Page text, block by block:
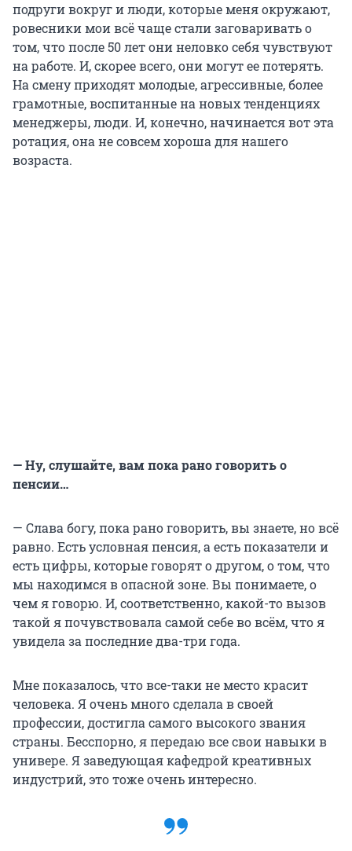
подруги вокруг и люди, которые меня окружают,
ровесники мои всё чаще стали заговаривать о
том, что после 50 лет они неловко себя чувствуют
на работе. И, скорее всего, они могут ее потерять.
На смену приходят молодые, агрессивные, более
грамотные, воспитанные на новых тенденциях
менеджеры, люди. И, конечно, начинается вот эта
ротация, она не совсем хороша для нашего
возраста.
— Ну, слушайте, вам пока рано говорить о
пенсии…
— Слава богу, пока рано говорить, вы знаете, но всё
равно. Есть условная пенсия, а есть показатели и
есть цифры, которые говорят о другом, о том, что
мы находимся в опасной зоне. Вы понимаете, о
чем я говорю. И, соответственно, какой-то вызов
такой я почувствовала самой себе во всём, что я
увидела за последние два-три года.
Мне показалось, что все-таки не место красит
человека. Я очень много сделала в своей
профессии, достигла самого высокого звания
страны. Бесспорно, я передаю все свои навыки в
универе. Я заведующая кафедрой креативных
индустрий, это тоже очень интересно.